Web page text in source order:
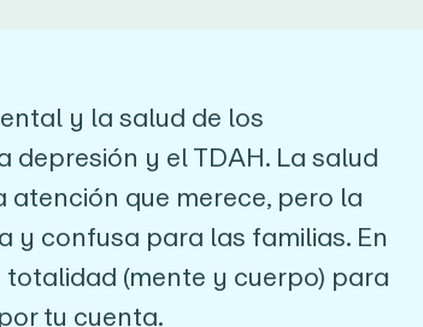
y la salud de los
depresión y el TDAH. La salud
que merece, pero la
y confusa para las familias. En
(mente y cuerpo) para
tu cuenta.